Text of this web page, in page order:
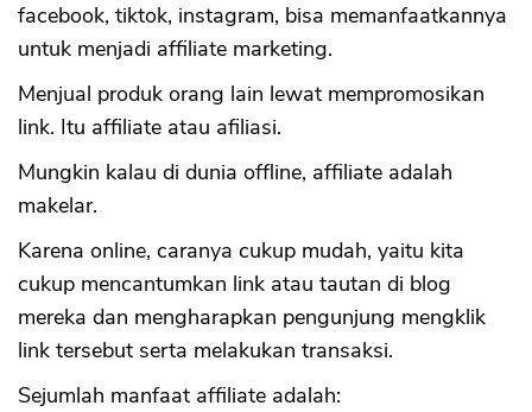
facebook, tiktok, instagram, bisa memanfaatkannya
untuk menjadi affiliate marketing.
Menjual produk orang lain lewat mempromosikan
link. Itu affiliate atau afiliasi.
Mungkin kalau di dunia offline, affiliate adalah
makelar.
Karena online, caranya cukup mudah, yaitu kita
cukup mencantumkan link atau tautan di blog
mereka dan mengharapkan pengunjung mengklik
link tersebut serta melakukan transaksi.
Sejumlah manfaat affiliate adalah: